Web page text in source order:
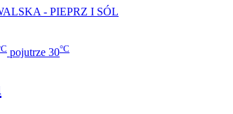
- PIEPRZ I SÓL
pojutrze 30°C